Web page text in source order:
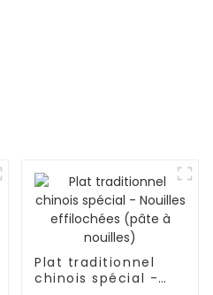
Plat traditionnel
chinois spécial -